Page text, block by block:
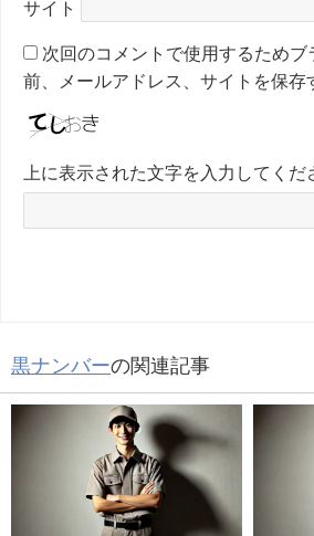
サイト
次回のコメントで使用するためブ
前、メールアドレス、サイトを保存
上に表示された文字を入力してくだ
黒ナンバーの関連記事